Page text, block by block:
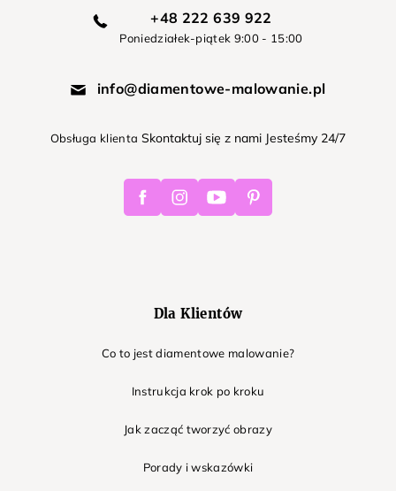
+48 222 639 922
Poniedziałek-piątek 9:00 - 15:00
info@diamentowe-malowanie.pl
Obsługa klienta Skontaktuj się z nami Jesteśmy 24/7
FacebookInstagramYoutube Pinterest
Dla Klientów
Co to jest diamentowe malowanie?
Instrukcja krok po kroku
Jak zacząć tworzyć obrazy
Porady i wskazówki